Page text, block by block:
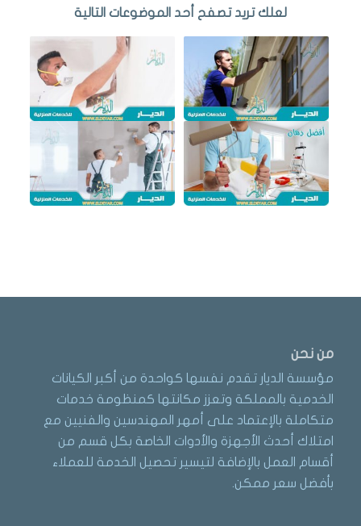
لعلك تريد تصفح أحد الموضوعات التالية
من نحن
مؤسسة الديار تقدم نفسها كواحدة من أكبر الكيانات
الخدمية بالمملكة وتعزز مكانتها كمنظومة خدمات
متكاملة بالإعتماد على أمهر المهندسين والفنيين مع
امتلاك أحدث الأجهزة والأدوات الخاصة بكل قسم من
أقسام العمل بالإضافة لتيسير تحصيل الخدمة للعملاء
بأفضل سعر ممكن.